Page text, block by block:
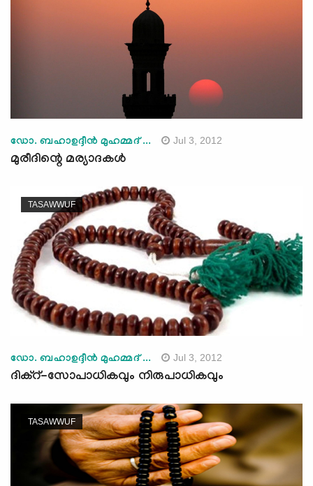
ഡോ. ബഹാഉദ്ദീന്‍ മുഹമ്മദ് ... Jul 3, 2012
മുരീദിന്റെ മര്യാദകള്‍
TASAWWUF
ഡോ. ബഹാഉദ്ദീന്‍ മുഹമ്മദ് ... Jul 3, 2012
ദിക്‌റ്-സോപാധികവും നിരുപാധികവും
TASAWWUF